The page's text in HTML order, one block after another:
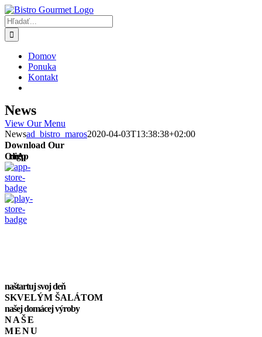
Skip
to
content
Hľadať:
Domov
Ponuka
Kontakt
News
View Our Menu
Newsad_bistro_maros2020-04-03T13:38:38+02:00
Download Our
Ordering App
naštartuj svoj deň
SKVELÝM ŠALÁTOM
našej domácej výroby
NAŠE
MENU